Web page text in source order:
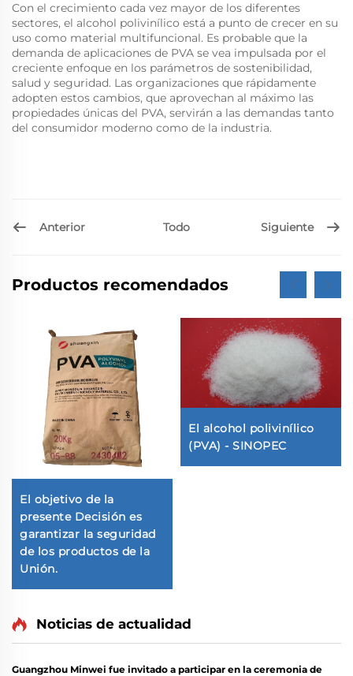
Con el crecimiento cada vez mayor de los diferentes
sectores, el alcohol polivinílico está a punto de crecer en su
uso como material multifuncional. Es probable que la
demanda de aplicaciones de PVA se vea impulsada por el
creciente enfoque en los parámetros de sostenibilidad,
salud y seguridad. Las organizaciones que rápidamente
adopten estos cambios, que aprovechan al máximo las
propiedades únicas del PVA, servirán a las demandas tanto
del consumidor moderno como de la industria.
Anterior Todo Siguiente
Productos recomendados
El objetivo de la
presente Decisión es
garantizar la seguridad
de los productos de la
Unión.
El alcohol polivinílico
(PVA) - SINOPEC
Noticias de actualidad
Guangzhou Minwei fue invitado a participar en la ceremonia de